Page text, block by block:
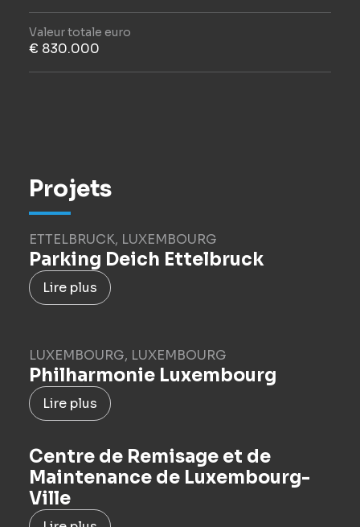
Valeur totale euro
€ 830.000
Projets
ETTELBRUCK, LUXEMBOURG
Parking Deich Ettelbruck
Lire plus
LUXEMBOURG, LUXEMBOURG
Philharmonie Luxembourg
Lire plus
Centre de Remisage et de
Maintenance de Luxembourg-
Ville